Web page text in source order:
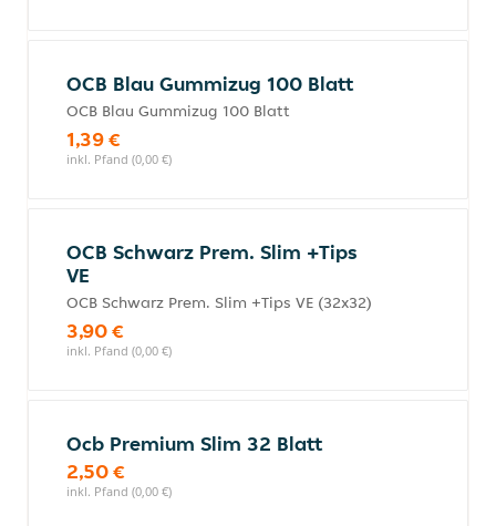
OCB Blau Gummizug 100 Blatt
OCB Blau Gummizug 100 Blatt
1,39 €
inkl. Pfand (0,00 €)
OCB Schwarz Prem. Slim +Tips
VE
OCB Schwarz Prem. Slim +Tips VE (32x32)
3,90 €
inkl. Pfand (0,00 €)
Ocb Premium Slim 32 Blatt
2,50 €
inkl. Pfand (0,00 €)